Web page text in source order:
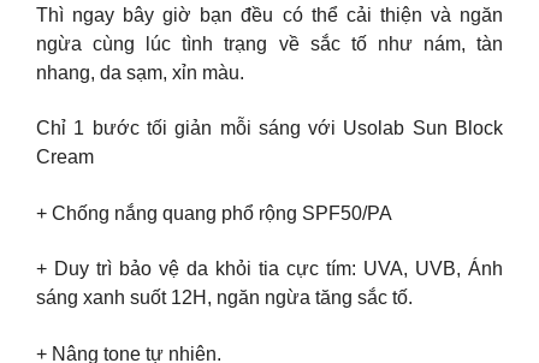
Thì ngay bây giờ bạn đều có thể cải thiện và ngăn
ngừa cùng lúc tình trạng về sắc tố như nám, tàn
nhang, da sạm, xỉn màu.
Chỉ 1 bước tối giản mỗi sáng với Usolab Sun Block
Cream
+ Chống nắng quang phổ rộng SPF50/PA
+ Duy trì bảo vệ da khỏi tia cực tím: UVA, UVB, Ánh
sáng xanh suốt 12H, ngăn ngừa tăng sắc tố.
+ Nâng tone tự nhiên.